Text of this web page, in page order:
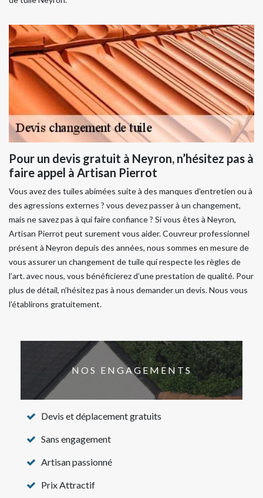
Pour un devis gratuit à Neyron, n’hésitez pas à
faire appel à Artisan Pierrot
Vous avez des tuiles abimées suite à des manques d’entretien ou à
des agressions externes ? vous devez passer à un changement,
mais ne savez pas à qui faire confiance ? Si vous êtes à Neyron,
Artisan Pierrot peut surement vous aider. Couvreur professionnel
présent à Neyron depuis des années, nous sommes en mesure de
vous assurer un changement de tuile qui respecte les règles de
l’art. avec nous, vous bénéficierez d’une prestation de qualité. Pour
plus de détail, n’hésitez pas à nous demander un devis. Nous vous
l’établirons gratuitement.
NOS ENGAGEMENTS
Devis et déplacement gratuits
Sans engagement
Artisan passionné
Prix Attractif